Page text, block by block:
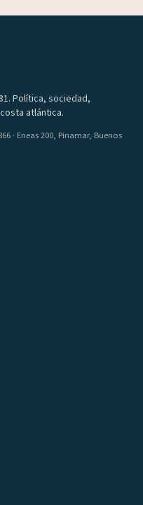
Política, sociedad,
atlántica.
· Eneas 200, Pinamar, Buenos